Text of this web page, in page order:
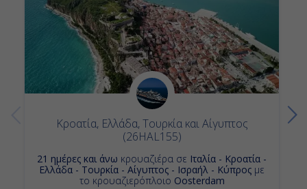
Ημέρα 13η
Σαντορίνη, Ελλάδα
07:00
23:00
Ημέρα 14η
Κροατία, Ελλάδα, Τουρκία και Αίγυπτος
(26HAL155)
21 ημέρες και άνω κρουαζιέρα σε Ιταλία - Κροατία -
Ελλάδα - Τουρκία - Αίγυπτος - Ισραήλ - Κύπρος με
το κρουαζιερόπλοιο Oosterdam